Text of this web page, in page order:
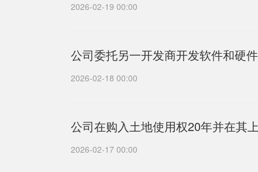
2026-02-19 00:00
公司委托另一开发商开发软件和硬
2026-02-18 00:00
公司在购入土地使用权20年并在其
2026-02-17 00:00